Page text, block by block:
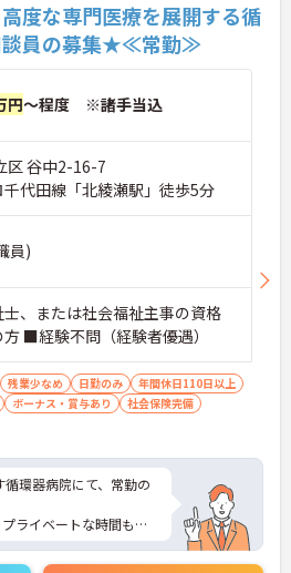
高度な専門医療を展開する循
談員の募集★≪常勤≫
円～程度 ※諸手当込
区 谷中2-16-7
代田線「北綾瀬駅」徒歩5分
員)
、または社会福祉主事の資格
■経験不問（経験者優遇）
残業少なめ 日勤のみ
年間休日110日以上
ボーナス・賞与あり
社会保険完備
環器病院にて、常勤の
ライベートな時間も充